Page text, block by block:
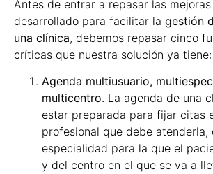
Antes de entrar a repasar las
desarrollado para facilitar la gestión
una clínica, debemos repasar cinco
críticas que nuestra solución ya tiene:
Agenda multiusuario,
multicentro. La agenda de una
estar preparada para fijar citas
profesional que debe atenderla,
especialidad para la que el
y del centro en el que se va a